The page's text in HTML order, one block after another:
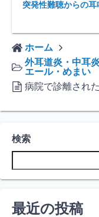
突発性難聴からの耳
ホーム
外耳道炎・中耳
エール・めまい
病院で診離され
検索
最近の投稿